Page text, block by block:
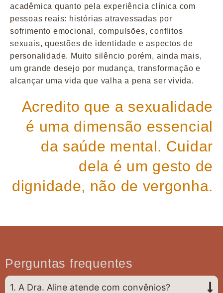
acadêmica quanto pela experiência clínica com
pessoas reais: histórias atravessadas por
sofrimento emocional, compulsões, conflitos
sexuais, questões de identidade e aspectos de
personalidade. Muito silêncio porém, ainda mais,
um grande desejo por mudança, transformação e
alcançar uma vida que valha a pena ser vivida.
Acredito que a sexualidade
é uma dimensão essencial
da saúde mental. Cuidar
dela é um gesto de
dignidade, não de vergonha.
Perguntas frequentes
1. A Dra. Aline atende com convênios?